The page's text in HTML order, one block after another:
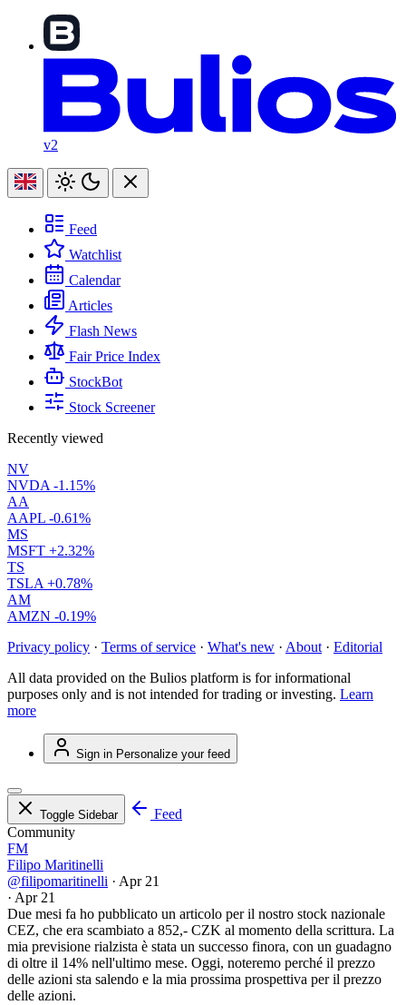
v2
Feed
Watchlist
Calendar
Articles
Flash News
Fair Price Index
StockBot
Stock Screener
Recently viewed
NV
NVDA -1.15%
AA
AAPL -0.61%
MS
MSFT +2.32%
TS
TSLA +0.78%
AM
AMZN -0.19%
Privacy policy · Terms of service · What's new · About · Editorial
All data provided on the Bulios platform is for informational
purposes only and is not intended for trading or investing. Learn
more
Sign in Personalize your feed
Toggle Sidebar
Feed
Community
FM
Filipo Maritinelli
@filipomaritinelli · Apr 21
· Apr 21
Due mesi fa ho pubblicato un articolo per il nostro stock nazionale
CEZ, che era scambiato a 852,- CZK al momento della scrittura. La
mia previsione rialzista è stata un successo finora, con un guadagno
di oltre il 14% nell'ultimo mese. Oggi, noteremo perché il prezzo
delle azioni sta salendo e la mia prossima prospettiva per il prezzo
delle azioni.